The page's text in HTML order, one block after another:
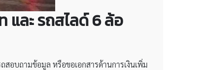
และ รถสไลด์ 6 ล้อ
สอบถามข้อมูล หรือขอเอกสารด้านการเงินเพิ่ม